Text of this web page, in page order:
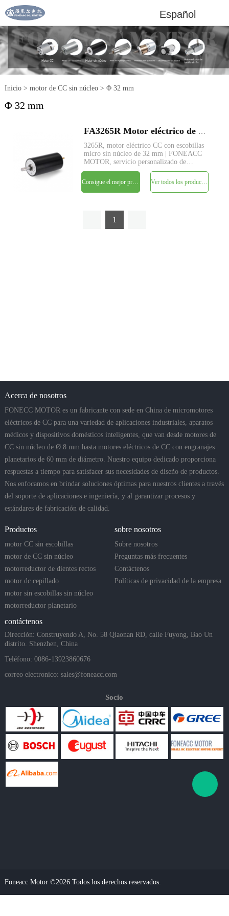
Español
Inicio> motor de CC sin núcleo> Φ 32 mm
Φ 32 mm
3265R, motor eléctrico CC con escobillas
micro sin núcleo de 32 mm | FONEACC
MOTOR, servicio personalizado de
parámetros disponible.
Ver todos los productos
1
Acerca de nosotros
FONECC MOTOR es un fabricante con sede en China de micromotores
eléctricos de CC para una variedad de aplicaciones industriales, aparatos
médicos y dispositivos domésticos inteligentes, que van desde motores de
CC sin núcleo de Ø 8 mm hasta motores eléctricos de CC con engranajes
planetarios de 60 mm de diámetro. Nuestro equipo dedicado proporciona
respuestas a tiempo para satisfacer sus necesidades de diseño de productos.
Nos enfocamos en brindar soluciones óptimas para nuestros clientes a través
del soporte de aplicaciones e ingeniería, y al garantizar procesos y
estándares de fabricación de calidad.
Productos
motor CC sin escobillas
motor de CC sin núcleo
motorreductor de dientes rectos
motor dc cepillado
motor sin escobillas sin núcleo
motorreductor planetario
sobre nosotros
Sobre nosotros
Preguntas más frecuentes
Contáctenos
Políticas de privacidad de la empresa
contáctenos
Dirección: Construyendo A, No. 58 Qiaonan RD, calle Fuyong, Bao Un
distrito. Shenzhen, China
Teléfono: 0086-13923860676
correo electronico: sales@foneacc.com
Socio
Foneacc Motor ©2026 Todos los derechos reservados.